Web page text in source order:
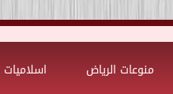
منوعات الرياض اسلاميات